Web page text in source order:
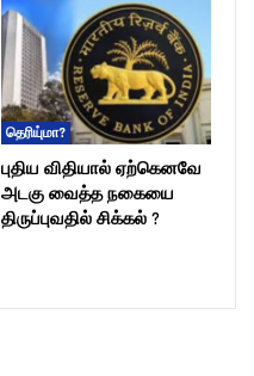
தெரியு்மா?
புதிய விதியால் ஏற்கெனவே
அடகு வைத்த நகையை
திருப்புவதில் சிக்கல் ?